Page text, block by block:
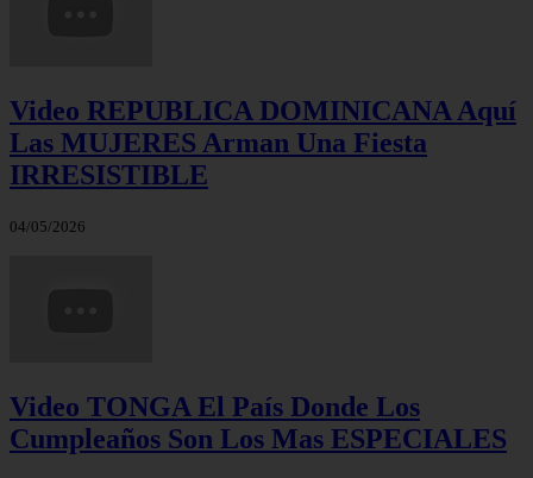
Video REPUBLICA DOMINICANA Aquí
Las MUJERES Arman Una Fiesta
IRRESISTIBLE
04/05/2026
Video TONGA El País Donde Los
Cumpleaños Son Los Mas ESPECIALES